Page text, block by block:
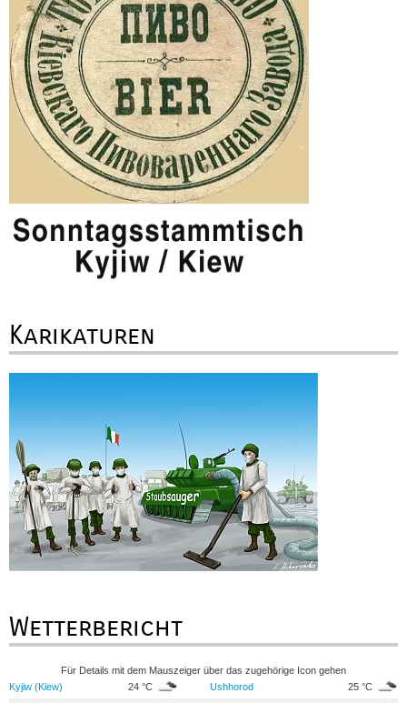
Karikaturen
Wetterbericht
Für Details mit dem Mauszeiger über das zugehörige Icon gehen
Kyjiw (Kiew)
24 °C Ushhorod 25 °C